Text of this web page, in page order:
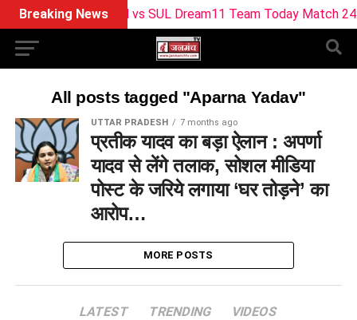
Breaking NewsBPH vs SUL Dream11 Team Today Match 24:
All posts tagged "Aparna Yadav"
UTTAR PRADESH 7 months ago
प्रतीक यादव का बड़ा ऐलान : अपर्णा
यादव से लेंगे तलाक, सोशल मीडिया
पोस्ट के जरिये लगाया ‘घर तोड़ने’ का
आरोप…
MORE POSTS
LATEST TRENDING VIDEOS